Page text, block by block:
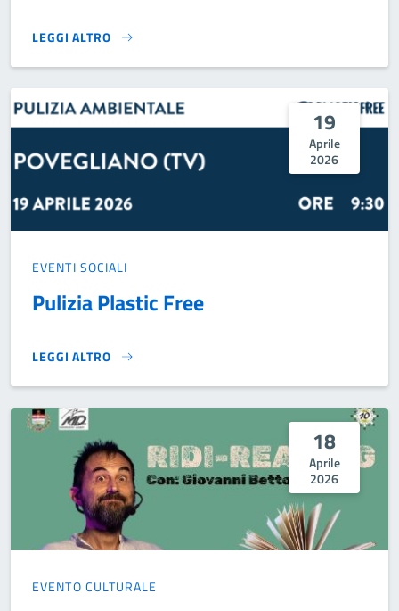
LEGGI ALTRO
PRESENTAZIONE LIBRO "TE LE PROMETTO!" DI RUDI
19
Aprile
2026
EVENTI SOCIALI
Pulizia Plastic Free
LEGGI ALTRO
PULIZIA PLASTIC FREE }
18
Aprile
2026
EVENTO CULTURALE